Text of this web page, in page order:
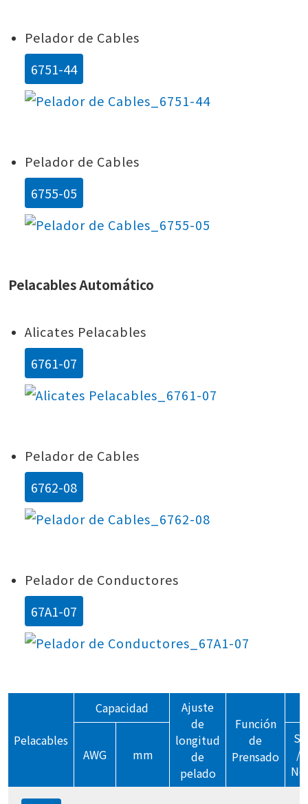
Pelador de Cables
6751-44
Pelador de Cables
6755-05
Pelacables Automático
Alicates Pelacables
6761-07
Pelador de Cables
6762-08
Pelador de Conductores
67A1-07
Pelacables
Capacidad
Ajuste
de
longitud
de
pelado
Función
de
Prensado
AWG mm
Sí
/
No